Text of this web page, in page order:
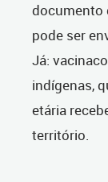
documento
pode ser
Já:
indígenas,
etária
território.